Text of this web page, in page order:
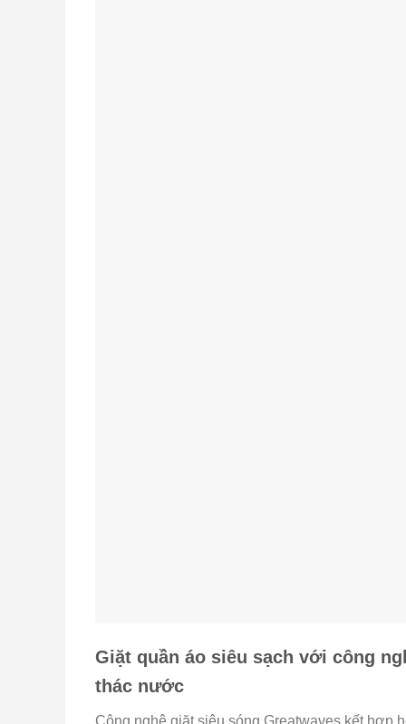
Giặt quần áo siêu sạch với công
thác nước